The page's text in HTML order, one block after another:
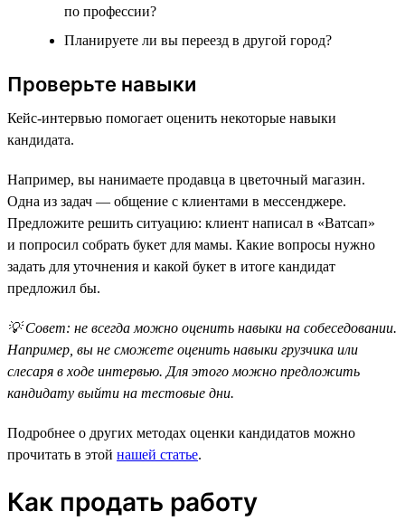
по профессии?
Планируете ли вы переезд в другой город?
Проверьте навыки
Кейс-интервью помогает оценить некоторые навыки
кандидата.
Например, вы нанимаете продавца в цветочный магазин.
Одна из задач — общение с клиентами в мессенджере.
Предложите решить ситуацию: клиент написал в «Ватсап»
и попросил собрать букет для мамы. Какие вопросы нужно
задать для уточнения и какой букет в итоге кандидат
предложил бы.
💡 Совет: не всегда можно оценить навыки на собеседовании.
Например, вы не сможете оценить навыки грузчика или
слесаря в ходе интервью. Для этого можно предложить
кандидату выйти на тестовые дни.
Подробнее о других методах оценки кандидатов можно
прочитать в этой нашей статье.
Как продать работу